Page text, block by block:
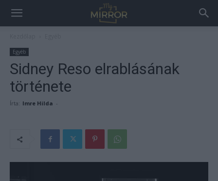
Egyéb
Sidney Reso elrablásának
története
Írta: Imre Hilda -